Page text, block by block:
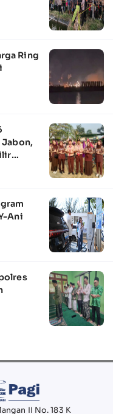
Ring
Jabon,
Ani
II No. 183 K